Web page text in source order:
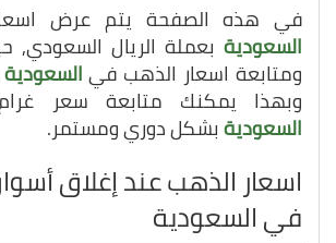
في هذه الصفحة يتم عرض
السعودية بعملة الريال السعودي,
ومتابعة اسعار الذهب فيالسعودية
وبهذا يمكنك متابعة سعر
السعوديةبشكل دوري ومستمر.
اسعار الذهب عند إغلاق
في السعودية